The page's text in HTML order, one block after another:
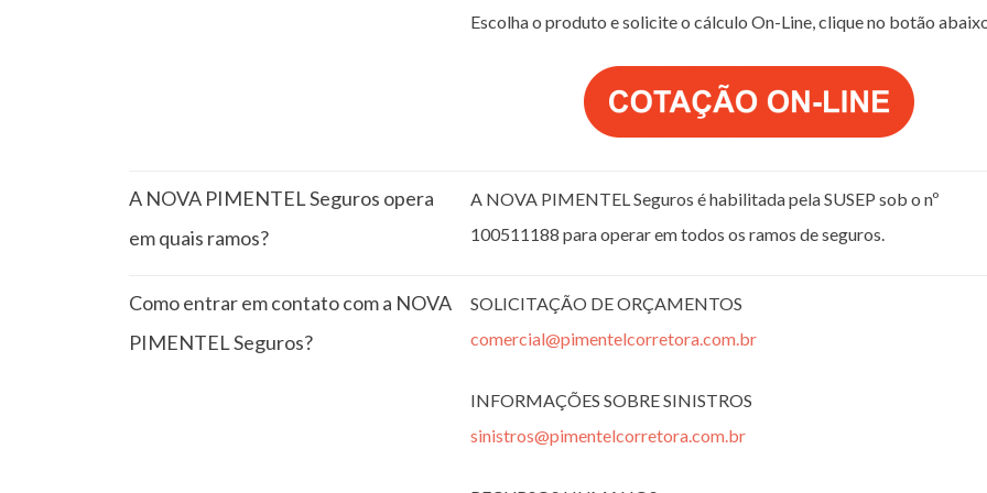
Escolha o produto e solicite o cálculo On-Line, clique no botão
A NOVA PIMENTEL Seguros opera
em quais ramos?
A NOVA PIMENTEL Seguros é habilitada pela SUSEP sob o nº
100511188 para operar em todos os ramos de seguros.
Como entrar em contato com a NOVA
PIMENTEL Seguros?
SOLICITAÇÃO DE ORÇAMENTOS
comercial@pimentelcorretora.com.br
INFORMAÇÕES SOBRE SINISTROS
sinistros@pimentelcorretora.com.br